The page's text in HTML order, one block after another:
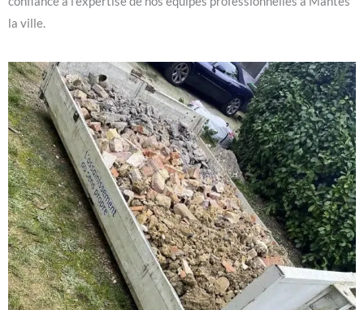
la ville.